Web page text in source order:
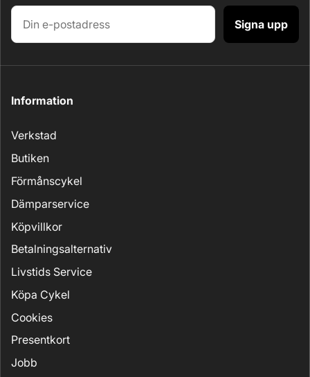
Signa upp
Information
Verkstad
Butiken
Förmånscykel
Dämparservice
Köpvillkor
Betalningsalternativ
Livstids Service
Köpa Cykel
Cookies
Presentkort
Jobb